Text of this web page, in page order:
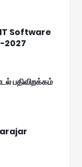
Software
2027
பதிவிறக்கம்